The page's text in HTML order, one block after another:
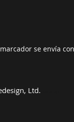
se envía
Ltd.